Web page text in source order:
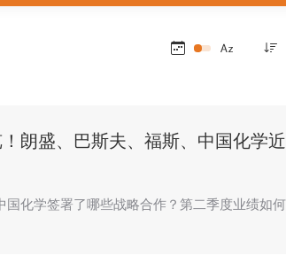
朗盛、巴斯夫、福斯、中国化学
国化学签署了哪些战略合作？第二季度业绩如